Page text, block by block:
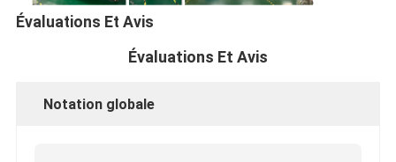
Évaluations Et Avis
Évaluations Et Avis
Notation globale